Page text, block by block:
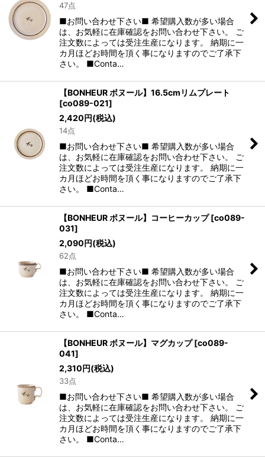
47点
■お問い合わせ下さい■ 希望購入数が多い場合
は、お気軽に在庫確認をお問い合わせ下さい。 ご
注文数によっては受注生産になります。 納期に一
カ月ほどお時間を頂く事になりますのでご了承下
さい。 ■Conta…
【BONHEUR ボヌール】16.5cmリムプレート
[co089-021]
2,420円(税込)
14点
■お問い合わせ下さい■ 希望購入数が多い場合
は、お気軽に在庫確認をお問い合わせ下さい。 ご
注文数によっては受注生産になります。 納期に一
カ月ほどお時間を頂く事になりますのでご了承下
さい。 ■Conta…
【BONHEUR ボヌール】コーヒーカップ [co089-
031]
2,090円(税込)
62点
■お問い合わせ下さい■ 希望購入数が多い場合
は、お気軽に在庫確認をお問い合わせ下さい。 ご
注文数によっては受注生産になります。 納期に一
カ月ほどお時間を頂く事になりますのでご了承下
さい。 ■Conta…
【BONHEUR ボヌール】マグカップ [co089-
041]
2,310円(税込)
33点
■お問い合わせ下さい■ 希望購入数が多い場合
は、お気軽に在庫確認をお問い合わせ下さい。 ご
注文数によっては受注生産になります。 納期に一
カ月ほどお時間を頂く事になりますのでご了承下
さい。 ■Conta…